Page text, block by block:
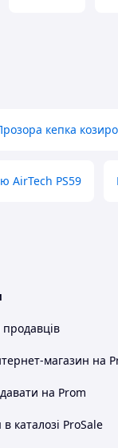
кепка
AirTech PS59
продавців
магазин на
на Prom
каталозі ProSale